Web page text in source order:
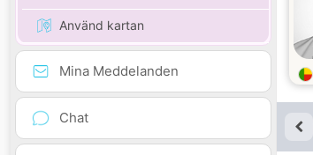
Använd kartan
Mina Meddelanden
Chat